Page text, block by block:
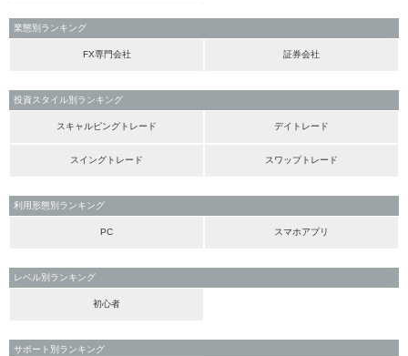
業態別ランキング
FX専門会社 証券会社
投資スタイル別ランキング
スキャルピングトレード デイトレード
スイングトレード スワップトレード
利用形態別ランキング
PC スマホアプリ
レベル別ランキング
初心者
サポート別ランキング